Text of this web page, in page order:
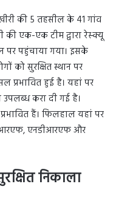
की 5 तहसील के 41 गांव
की एक-एक टीम द्वारा रेस्क्यू
पर पहुंचाया गया। इसके
को सुरक्षित स्थान पर
प्रभावित हुई है। यहां पर
उपलब्ध करा दी गई है।
हैं। फिलहाल यहां पर
एनडीआरएफ और
निकाला